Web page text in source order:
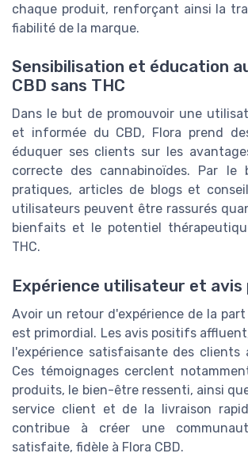
chaque produit, renforçant ainsi la
fiabilité de la marque.
Sensibilisation et éducation
CBD sans THC
Dans le but de promouvoir une
et informée du CBD, Flora prend
éduquer ses clients sur les
correcte des cannabinoïdes. Par le
pratiques, articles de blogs et
utilisateurs peuvent être rassurés
bienfaits et le potentiel
THC.
Expérience utilisateur et
Avoir un retour d'expérience de la
est primordial. Les avis positifs
l'expérience satisfaisante des clients
Ces témoignages cerclent
produits, le bien-être ressenti, ainsi
service client et de la livraison
contribue à créer une
satisfaite, fidèle à Flora CBD.